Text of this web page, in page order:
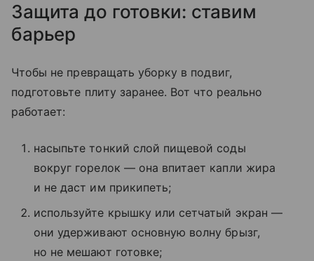
Защита до готовки: ставим
барьер
Чтобы не превращать уборку в подвиг,
подготовьте плиту заранее. Вот что реально
работает:
насыпьте тонкий слой пищевой соды
вокруг горелок — она впитает капли жира
и не даст им прикипеть;
используйте крышку или сетчатый экран —
они удерживают основную волну брызг,
но не мешают готовке;